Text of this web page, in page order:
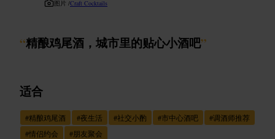
图片 /Craft Cocktails
“精酿鸡尾酒，城市里的贴心小酒吧”
适合
#精酿鸡尾酒 #夜生活 #社交小酌 #市中心酒吧 #调酒师推荐
#情侣约会 #朋友聚会